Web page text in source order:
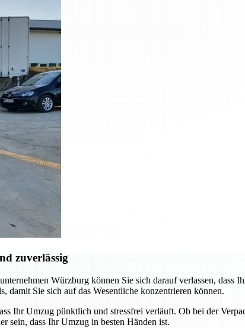
zuverlässig
Würzburg können Sie sich darauf verlassen, dass
damit Sie sich auf das Wesentliche konzentrieren können.
Ihr Umzug pünktlich und stressfrei verläuft. Ob bei der
sein, dass Ihr Umzug in besten Händen ist.